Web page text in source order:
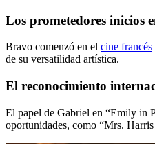
Los prometedores inicios
Bravo comenzó en el cine francés
de su versatilidad artística.
El reconocimiento
El papel de Gabriel en “Emily in
oportunidades, como “Mrs.